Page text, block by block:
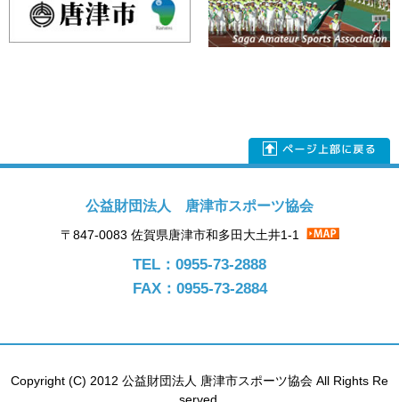
公益財団法人 唐津市スポーツ協会
〒847-0083 佐賀県唐津市和多田大土井1-1
TEL：0955-73-2888
FAX：0955-73-2884
Copyright (C) 2012 公益財団法人 唐津市スポーツ協会 All Rights Re